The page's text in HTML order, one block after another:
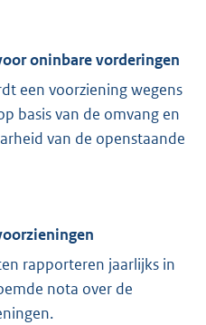
oninbare vorderingen
een voorziening wegens
basis van de omvang en
van de openstaande
rapporteren jaarlijks in
nota over de